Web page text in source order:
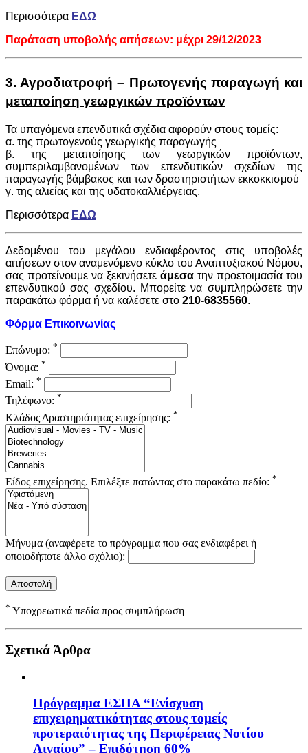
Περισσότερα ΕΔΩ
Παράταση υποβολής αιτήσεων: μέχρι 29/12/2023
3. Αγροδιατροφή – Πρωτογενής παραγωγή και
μεταποίηση γεωργικών προϊόντων
Τα υπαγόμενα επενδυτικά σχέδια αφορούν στους τομείς:
α. της πρωτογενούς γεωργικής παραγωγής
β. της μεταποίησης των γεωργικών προϊόντων,
συμπεριλαμβανομένων των επενδυτικών σχεδίων της
παραγωγής βάμβακος και των δραστηριοτήτων εκκοκκισμού
γ. της αλιείας και της υδατοκαλλιέργειας.
Περισσότερα ΕΔΩ
Δεδομένου του μεγάλου ενδιαφέροντος στις υποβολές
αιτήσεων στον αναμενόμενο κύκλο του Αναπτυξιακού Νόμου,
σας προτείνουμε να ξεκινήσετε άμεσα την προετοιμασία του
επενδυτικού σας σχεδίου. Μπορείτε να συμπληρώσετε την
παρακάτω φόρμα ή να καλέσετε στο 210-6835560.
Φόρμα Επικοινωνίας
Επώνυμο: *
Όνομα: *
Email: *
Τηλέφωνο: *
Κλάδος Δραστηριότητας επιχείρησης: *
Είδος επιχείρησης. Επιλέξτε πατώντας στο παρακάτω πεδίο: *
Μήνυμα (αναφέρετε το πρόγραμμα που σας ενδιαφέρει ή
οποιοδήποτε άλλο σχόλιο):
* Υποχρεωτικά πεδία προς συμπλήρωση
Σχετικά Άρθρα
Πρόγραμμα ΕΣΠΑ “Ενίσχυση
επιχειρηματικότητας στους τομείς
προτεραιότητας της Περιφέρειας Νοτίου
Αιγαίου” – Επιδότηση 60%